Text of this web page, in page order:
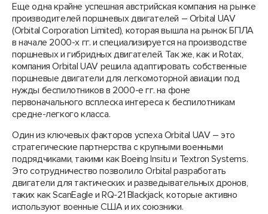
Еще одна крайне успешная австрийская компания на рынке
производителей поршневых двигателей – Orbital UAV
(Orbital Corporation Limited), которая вышла на рынок БПЛА
в начале 2000-х гг. и специализируется на производстве
поршневых и гибридных двигателей. Так же, как и Rotax,
компания Orbital UAV решила адаптировать собственные
поршневые двигатели для легкомоторной авиации под
нужды беспилотников в 2000-е гг. на фоне
первоначального всплеска интереса к беспилотникам
средне-легкого класса.
Один из ключевых факторов успеха Orbital UAV – это
стратегические партнерства с крупными военными
подрядчиками, такими как Boeing Insitu и Textron Systems.
Это сотрудничество позволило Orbital разработать
двигатели для тактических и разведывательных дронов,
таких как ScanEagle и RQ-21 Blackjack, которые активно
используют военные США и их союзники.